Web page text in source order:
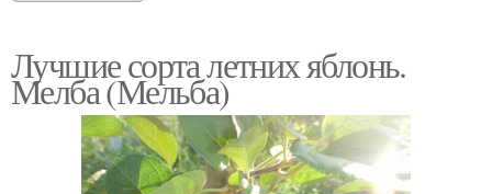
Лучшие сорта летних яблонь.
Мелба (Мельба)